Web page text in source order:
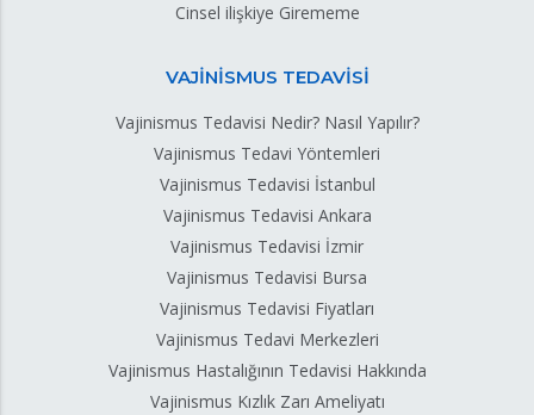
Cinsel ilişkiye Girememe
VAJİNİSMUS TEDAVİSİ
Vajinismus Tedavisi Nedir? Nasıl Yapılır?
Vajinismus Tedavi Yöntemleri
Vajinismus Tedavisi İstanbul
Vajinismus Tedavisi Ankara
Vajinismus Tedavisi İzmir
Vajinismus Tedavisi Bursa
Vajinismus Tedavisi Fiyatları
Vajinismus Tedavi Merkezleri
Vajinismus Hastalığının Tedavisi Hakkında
Vajinismus Kızlık Zarı Ameliyatı